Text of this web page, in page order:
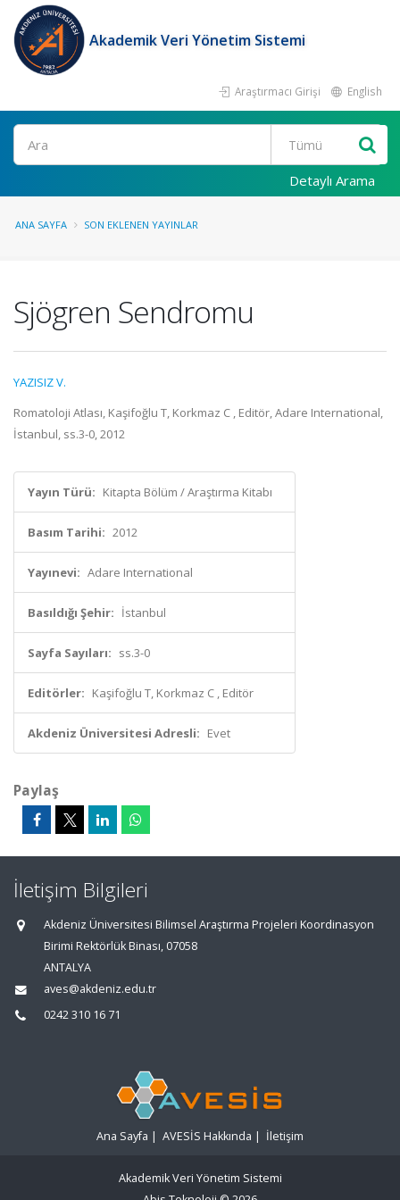
Akademik Veri Yönetim Sistemi
Araştırmacı Girişi English
Ara
Detaylı Arama
ANA SAYFA SON EKLENEN YAYINLAR
Sjögren Sendromu
YAZISIZ V.
Romatoloji Atlası, Kaşifoğlu T, Korkmaz C , Editör, Adare International,
İstanbul, ss.3-0, 2012
Yayın Türü: Kitapta Bölüm / Araştırma Kitabı
Basım Tarihi: 2012
Yayınevi: Adare International
Basıldığı Şehir: İstanbul
Sayfa Sayıları: ss.3-0
Editörler: Kaşifoğlu T, Korkmaz C , Editör
Akdeniz Üniversitesi Adresli: Evet
Paylaş
İletişim Bilgileri
Akdeniz Üniversitesi Bilimsel Araştırma Projeleri Koordinasyon
Birimi Rektörlük Binası, 07058
ANTALYA
aves@akdeniz.edu.tr
0242 310 16 71
Ana Sayfa | AVESİS Hakkında | İletişim
Akademik Veri Yönetim Sistemi